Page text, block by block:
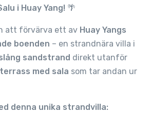
i Huay Yang! 🌴
att förvärva ett av Huay Yangs
boenden – en strandnära villa i
sandstrand direkt utanför
med sala som tar andan ur
denna unika strandvilla: